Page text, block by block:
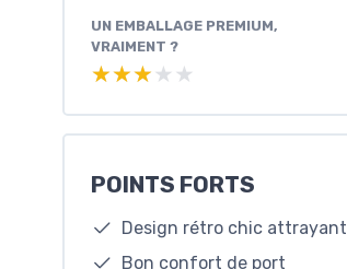
UN EMBALLAGE PREMIUM,
VRAIMENT ?
★★★★★
★★★★★
POINTS FORTS
Design rétro chic attrayant
Bon confort de port